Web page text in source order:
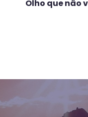
Olho que não